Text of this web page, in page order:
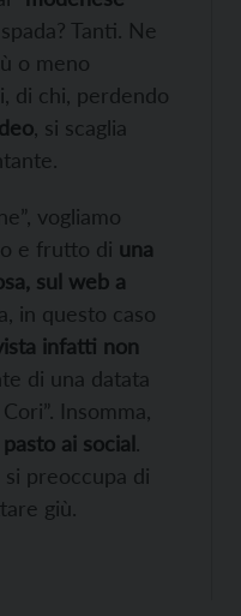
Tanti. Ne
o meno
di chi, perdendo
, si scaglia
vogliamo
e frutto di una
sul web a
in questo caso
infatti non
di una datata
Insomma,
ai social.
preoccupa di
giù.